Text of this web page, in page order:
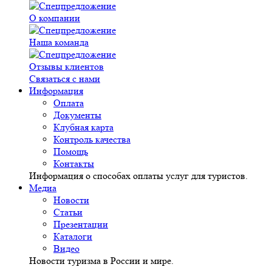
О компании
Наша команда
Отзывы клиентов
Связаться с нами
Информация
Оплата
Документы
Клубная карта
Контроль качества
Помощь
Контакты
Информация о способах оплаты услуг для туристов.
Медиа
Новости
Статьи
Презентации
Каталоги
Видео
Новости туризма в России и мире.